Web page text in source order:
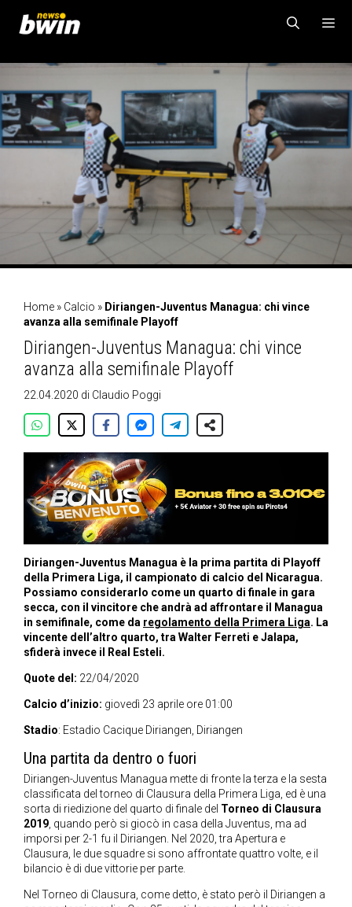
contenuto
MENU
Home » Calcio » Diriangen-Juventus Managua: chi vince
avanza alla semifinale Playoff
Diriangen-Juventus Managua: chi vince
avanza alla semifinale Playoff
22.04.2020 di Claudio Poggi
Diriangen-Juventus Managua è la prima partita di Playoff
della Primera Liga, il campionato di calcio del Nicaragua.
Possiamo considerarlo come un quarto di finale in gara
secca, con il vincitore che andrà ad affrontare il Managua
in semifinale, come da regolamento della Primera Liga. La
vincente dell’altro quarto, tra Walter Ferreti e Jalapa,
sfiderà invece il Real Esteli.
Quote del: 22/04/2020
Calcio d’inizio: giovedì 23 aprile ore 01:00
Stadio: Estadio Cacique Diriangen, Diriangen
Una partita da dentro o fuori
Diriangen-Juventus Managua mette di fronte la terza e la sesta
classificata del torneo di Clausura della Primera Liga, ed è una
sorta di riedizione del quarto di finale del Torneo di Clausura
2019, quando però si giocò in casa della Juventus, ma ad
imporsi per 2-1 fu il Diriangen. Nel 2020, tra Apertura e
Clausura, le due squadre si sono affrontate quattro volte, e il
bilancio è di due vittorie per parte.
Nel Torneo di Clausura, come detto, è stato però il Diriangen a